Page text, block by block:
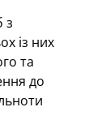
з
із них
та
до